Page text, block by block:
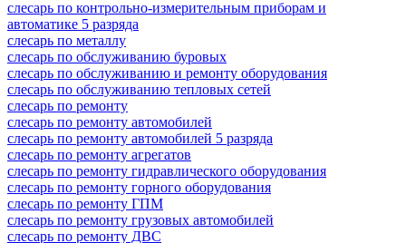
слесарь по контрольно-измерительным приборам и
автоматике 5 разряда
слесарь по металлу
слесарь по обслуживанию буровых
слесарь по обслуживанию и ремонту оборудования
слесарь по обслуживанию тепловых сетей
слесарь по ремонту
слесарь по ремонту автомобилей
слесарь по ремонту автомобилей 5 разряда
слесарь по ремонту агрегатов
слесарь по ремонту гидравлического оборудования
слесарь по ремонту горного оборудования
слесарь по ремонту ГПМ
слесарь по ремонту грузовых автомобилей
слесарь по ремонту ДВС